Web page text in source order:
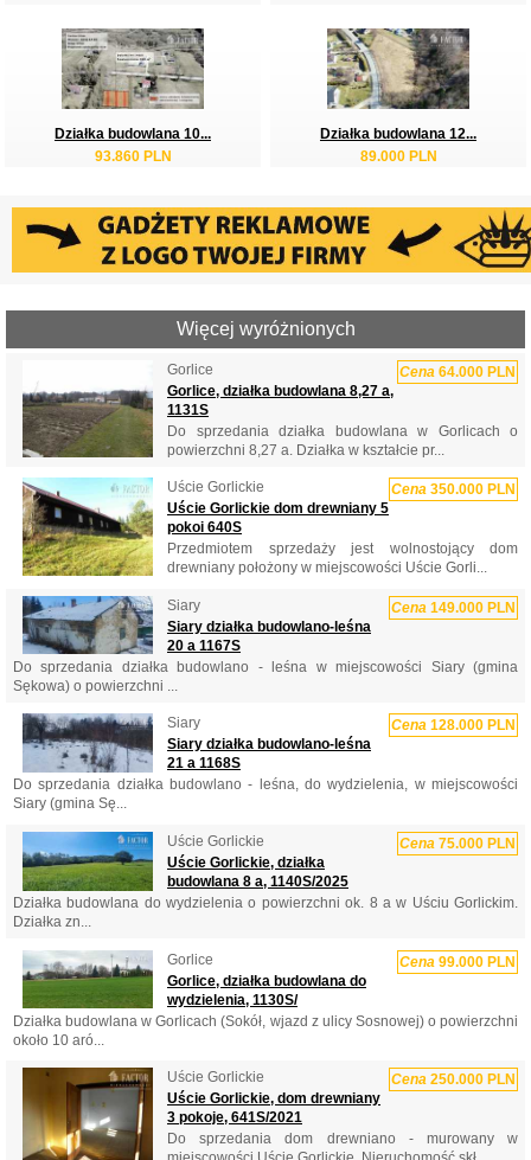
Działka budowlana 10...
93.860 PLN
Działka budowlana 12...
89.000 PLN
Więcej wyróżnionych
Gorlice Cena 64.000 PLN
Gorlice, działka budowlana 8,27 a,
1131S
Do sprzedania działka budowlana w Gorlicach o
powierzchni 8,27 a. Działka w kształcie pr...
Uście Gorlickie Cena 350.000 PLN
Uście Gorlickie dom drewniany 5
pokoi 640S
Przedmiotem sprzedaży jest wolnostojący dom
drewniany położony w miejscowości Uście Gorli...
Siary Cena 149.000 PLN
Siary działka budowlano-leśna
20 a 1167S
Do sprzedania działka budowlano - leśna w miejscowości Siary (gmina
Sękowa) o powierzchni ...
Siary Cena 128.000 PLN
Siary działka budowlano-leśna
21 a 1168S
Do sprzedania działka budowlano - leśna, do wydzielenia, w miejscowości
Siary (gmina Sę...
Uście Gorlickie Cena 75.000 PLN
Uście Gorlickie, działka
budowlana 8 a, 1140S/2025
Działka budowlana do wydzielenia o powierzchni ok. 8 a w Uściu Gorlickim.
Działka zn...
Gorlice Cena 99.000 PLN
Gorlice, działka budowlana do
wydzielenia, 1130S/
Działka budowlana w Gorlicach (Sokół, wjazd z ulicy Sosnowej) o powierzchni
około 10 aró...
Uście Gorlickie Cena 250.000 PLN
Uście Gorlickie, dom drewniany
3 pokoje, 641S/2021
Do sprzedania dom drewniano - murowany w